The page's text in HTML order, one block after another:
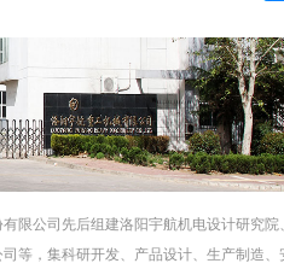
限公司先后组建洛阳宇航机电设计研究院
等，集科研开发、产品设计、生产制造、